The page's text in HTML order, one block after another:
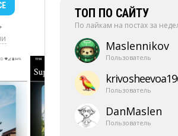
ТОП ПО САЙТУ
По лайкам на постах за
Maslennikov
Пользователь
Пользователь
DanMaslen
Пользователь